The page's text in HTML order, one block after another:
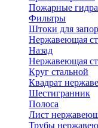
Пожарные
Фильтры
Штоки для
Нержавеющая
Назад
Нержавеющая
Круг стальной
Квадрат
Шестигранник
Полоса
Лист
Трубы